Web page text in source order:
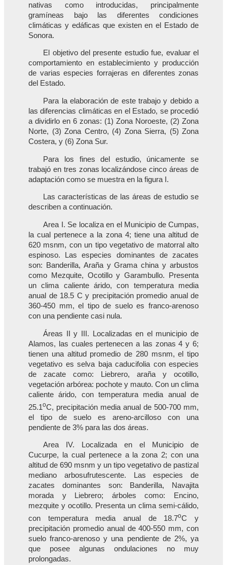
nativas como introducidas, principalmente
gramíneas bajo las diferentes condiciones
climáticas y edáficas que existen en el Estado de
Sonora.
El objetivo del presente estudio fue, evaluar el
comportamiento en establecimiento y producción
de varias especies forrajeras en diferentes zonas
del Estado.
Para la elaboración de este trabajo y debido a
las diferencias climáticas en el Estado, se procedió
a dividirlo en 6 zonas: (1) Zona Noroeste, (2) Zona
Norte, (3) Zona Centro, (4) Zona Sierra, (5) Zona
Costera, y (6) Zona Sur.
Para los fines del estudio, únicamente se
trabajó en tres zonas localizándose cinco áreas de
adaptación como se muestra en la figura I.
Las características de las áreas de estudio se
describen a continuación.
Area I. Se localiza en el Municipio de Cumpas,
la cual pertenece a la zona 4; tiene una altitud de
620 msnm, con un tipo vegetativo de matorral alto
espinoso. Las especies dominantes de zacates
son: Banderilla, Araña y Grama china y arbustos
como Mezquite, Ocotillo y Garambullo. Presenta
un clima caliente árido, con temperatura media
anual de 18.5 C y precipitación promedio anual de
360-450 mm, el tipo de suelo es franco-arenoso
con una pendiente casi nula.
Áreas II y III. Localizadas en el municipio de
Alamos, las cuales pertenecen a las zonas 4 y 6;
tienen una altitud promedio de 280 msnm, el tipo
vegetativo es selva baja caducifolia con especies
de zacate como: Liebrero, araña y ocotillo,
vegetación arbórea: pochote y mauto. Con un clima
caliente árido, con temperatura media anual de
25.1oC, precipitación media anual de 500-700 mm,
el tipo de suelo es areno-arcilloso con una
pendiente de 3% para las dos áreas.
Area IV. Localizada en el Municipio de
Cucurpe, la cual pertenece a la zona 2; con una
altitud de 690 msnm y un tipo vegetativo de pastizal
mediano arbosufrutescente. Las especies de
zacates dominantes son: Banderilla, Navajita
morada y Liebrero; árboles como: Encino,
mezquite y ocotillo. Presenta un clima semi-cálido,
con temperatura media anual de 18.7oC y
precipitación promedio anual de 400-550 mm, con
suelo franco-arenoso y una pendiente de 2%, ya
que posee algunas ondulaciones no muy
prolongadas.